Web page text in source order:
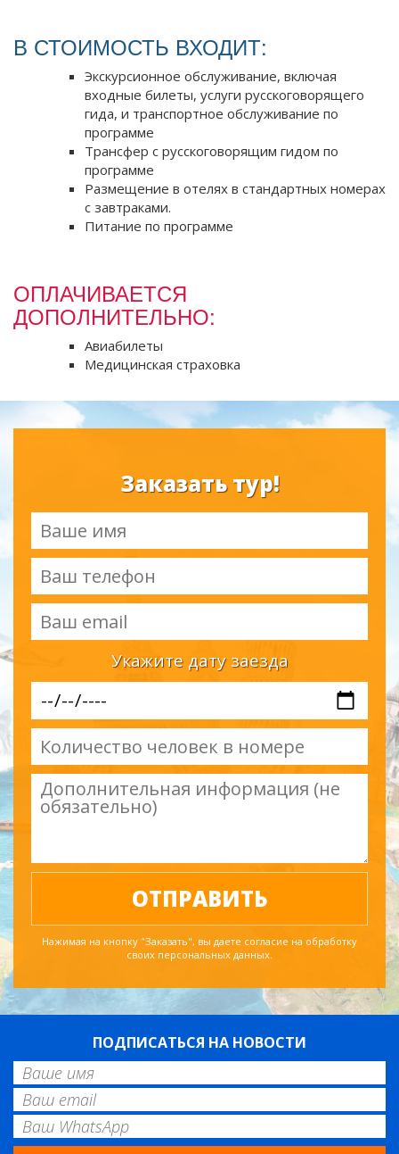
В СТОИМОСТЬ ВХОДИТ:
Экскурсионное обслуживание, включая
входные билеты, услуги русскоговорящего
гида, и транспортное обслуживание по
программе
Трансфер с русскоговорящим гидом по
программе
Размещение в отелях в стандартных номерах
с завтраками.
Питание по программе
ОПЛАЧИВАЕТСЯ
ДОПОЛНИТЕЛЬНО:
Авиабилеты
Медицинская страховка
Заказать тур!
Укажите дату заезда
Нажимая на кнопку "Заказать", вы даете согласие на обработку
своих персональных данных.
ПОДПИСАТЬСЯ НА НОВОСТИ